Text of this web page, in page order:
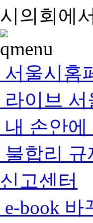
시의회에
서울시홈
라이브 서
내 손안에
불합리 규
신고센터
e-book 바